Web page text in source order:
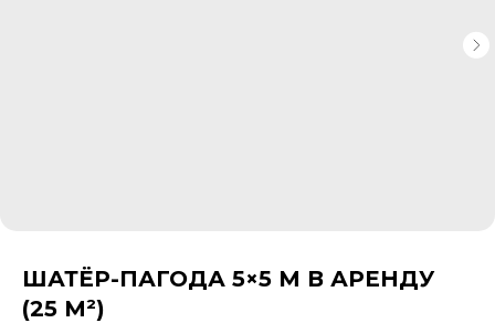
ШАТЁР-ПАГОДА 5×5 М В АРЕНДУ
(25 М²)